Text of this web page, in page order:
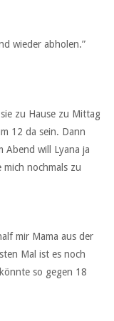
wieder abholen.”
zu Hause zu Mittag
12 da sein. Dann
Abend will Lyana ja
mich nochmals zu
mir Mama aus der
Mal ist es noch
so gegen 18